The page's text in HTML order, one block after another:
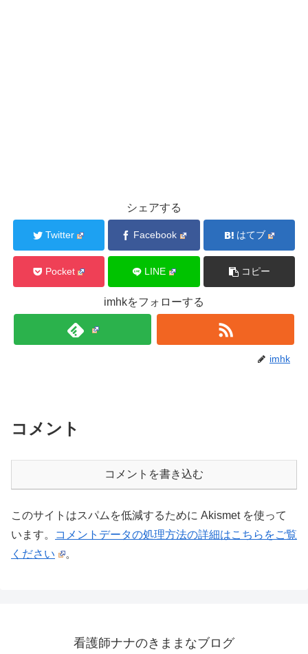
シェアする
Twitter Facebook はてブ
Pocket LINE コピー
imhkをフォローする
imhk
コメント
コメントを書き込む
このサイトはスパムを低減するために Akismet を使って
います。
コメントデータの処理方法の詳細はこちらをご覧
ください
。
看護師ナナのきままなブログ